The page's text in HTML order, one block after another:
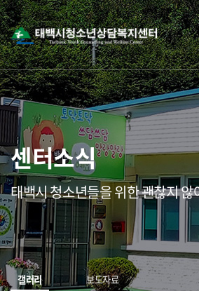
센터소식
태백시 청소년들을 위한 괜찮지 않
갤러리 보도자료